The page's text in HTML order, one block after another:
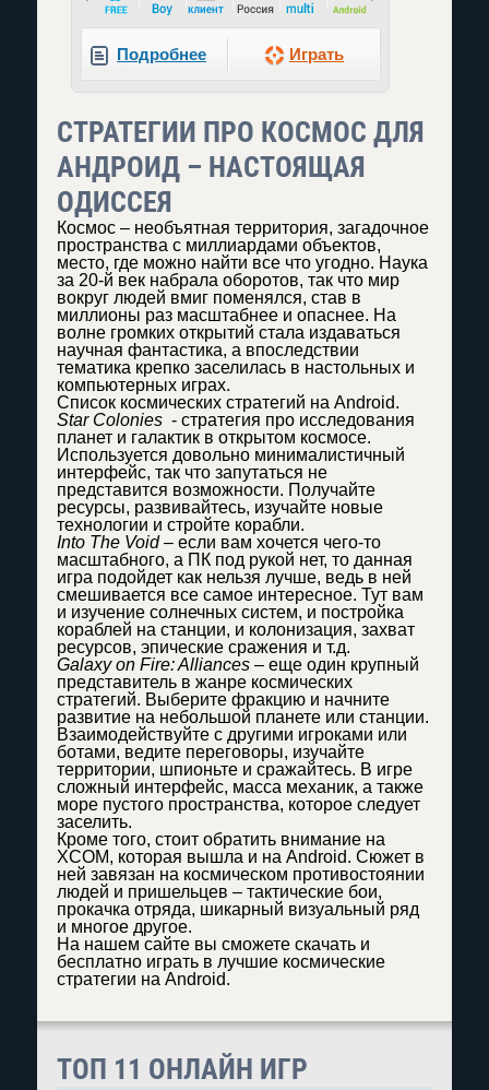
Подробнее Играть
СТРАТЕГИИ ПРО КОСМОС ДЛЯ
АНДРОИД – НАСТОЯЩАЯ
ОДИССЕЯ
Космос – необъятная территория, загадочное
пространства с миллиардами объектов,
место, где можно найти все что угодно. Наука
за 20-й век набрала оборотов, так что мир
вокруг людей вмиг поменялся, став в
миллионы раз масштабнее и опаснее. На
волне громких открытий стала издаваться
научная фантастика, а впоследствии
тематика крепко заселилась в настольных и
компьютерных играх.
Список космических стратегий на Android.
Star Colonies - стратегия про исследования
планет и галактик в открытом космосе.
Используется довольно минималистичный
интерфейс, так что запутаться не
представится возможности. Получайте
ресурсы, развивайтесь, изучайте новые
технологии и стройте корабли.
Into The Void– если вам хочется чего-то
масштабного, а ПК под рукой нет, то данная
игра подойдет как нельзя лучше, ведь в ней
смешивается все самое интересное. Тут вам
и изучение солнечных систем, и постройка
кораблей на станции, и колонизация, захват
ресурсов, эпические сражения и т.д.
Galaxy on Fire: Alliances – еще один крупный
представитель в жанре космических
стратегий. Выберите фракцию и начните
развитие на небольшой планете или станции.
Взаимодействуйте с другими игроками или
ботами, ведите переговоры, изучайте
территории, шпионьте и сражайтесь. В игре
сложный интерфейс, масса механик, а также
море пустого пространства, которое следует
заселить.
Кроме того, стоит обратить внимание на
XCOM, которая вышла и на Android. Сюжет в
ней завязан на космическом противостоянии
людей и пришельцев – тактические бои,
прокачка отряда, шикарный визуальный ряд
и многое другое.
На нашем сайте вы сможете скачать и
бесплатно играть в лучшие космические
стратегии на Android.
ТОП 11 ОНЛАЙН ИГР